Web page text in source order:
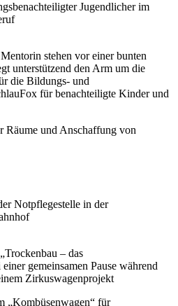
Jugendlicher im
Räume und Anschaffung von
Notpflegestelle in der
„Kombüsenwagen“ für